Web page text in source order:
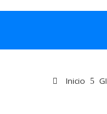
Inicio